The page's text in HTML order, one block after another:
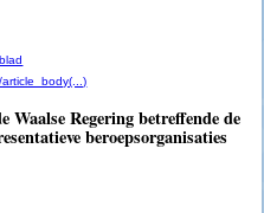
Regering betreffende de
beroepsorganisaties